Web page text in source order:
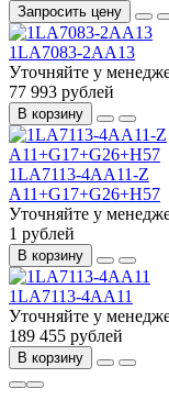
Запросить цену
1LA7083-2AA13
Уточняйте у
77 993 рублей
В корзину
1LA7113-4AA11-Z
A11+G17+G26+H57
Уточняйте у
1 рублей
В корзину
1LA7113-4AA11
Уточняйте у
189 455 рублей
В корзину